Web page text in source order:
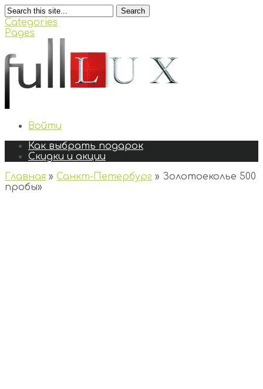
Search
Categories
Pages
Войти
Как выбрать подарок
Скидки и акции
Главная » Санкт-Петербург » Золотоеколье 500
пробы»